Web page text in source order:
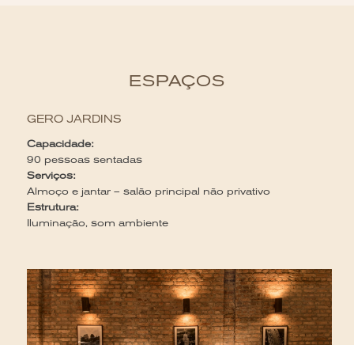
ESPAÇOS
GERO JARDINS
Capacidade:
90 pessoas sentadas
Serviços:
Almoço e jantar – salão principal não privativo
Estrutura:
Iluminação, som ambiente